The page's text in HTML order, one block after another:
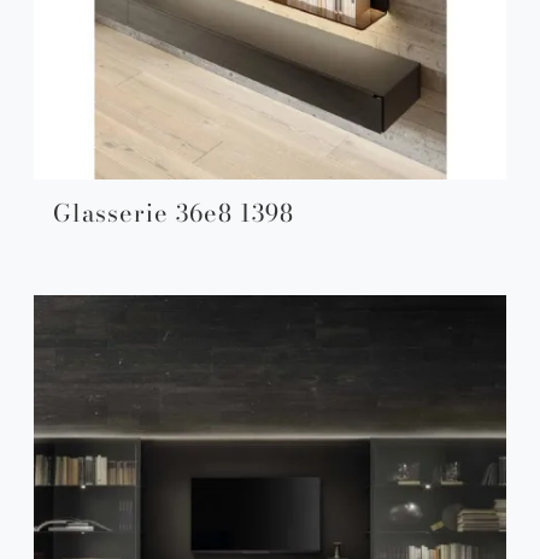
Glasserie 36e8 1398